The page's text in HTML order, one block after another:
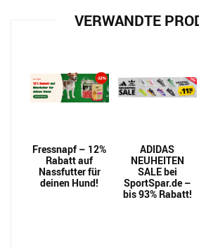
VERWANDTE
Fressnapf – 12%
Rabatt auf
Nassfutter für
deinen Hund!
ADIDAS
NEUHEITEN
SALE bei
SportSpar.de –
bis 93% Rabatt!